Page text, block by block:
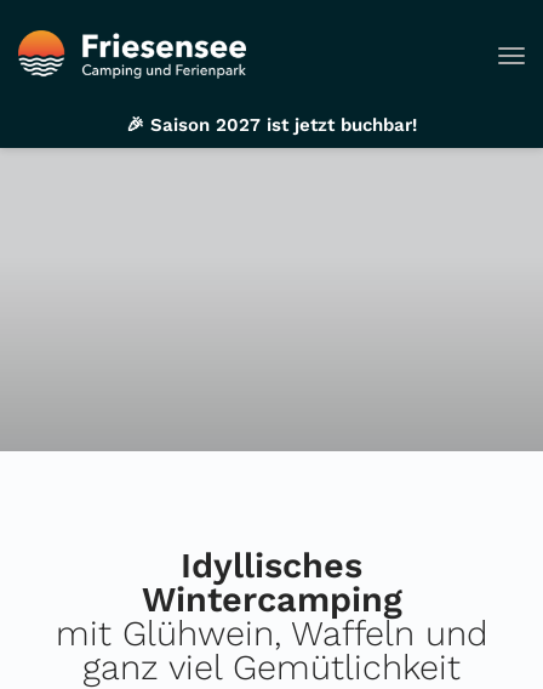
🎉 Saison 2027 ist jetzt buchbar!
Idyllisches
Wintercamping
mit Glühwein, Waffeln und
ganz viel Gemütlichkeit